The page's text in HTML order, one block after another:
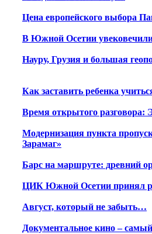
Цена европейского выбора
В Южной Осетии
Науру, Грузия и большая
Как заставить ребенка
Время открытого
Модернизация пункта
Зарамаг»
Барс на маршруте: древний
ЦИК Южной Осетии принял
Август, который не забыть…
Документальное кино –